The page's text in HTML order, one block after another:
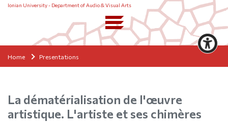
Ionian University - Department of Audio & Visual Arts
Home Presentations
La dématérialisation de l'œuvre
artistique. L'artiste et ses chimères